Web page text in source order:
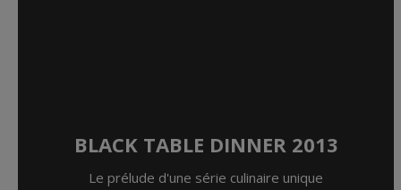
BLACK TABLE DINNER 2013
Le prélude d'une série culinaire unique